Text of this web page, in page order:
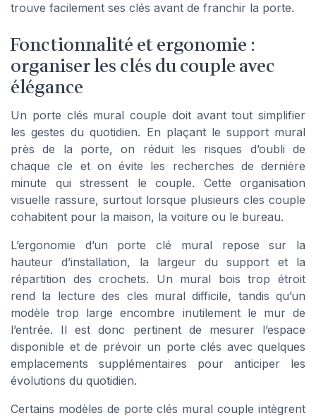
trouve facilement ses clés avant de franchir la porte.
Fonctionnalité et ergonomie :
organiser les clés du couple avec
élégance
Un porte clés mural couple doit avant tout simplifier
les gestes du quotidien. En plaçant le support mural
près de la porte, on réduit les risques d’oubli de
chaque cle et on évite les recherches de dernière
minute qui stressent le couple. Cette organisation
visuelle rassure, surtout lorsque plusieurs cles couple
cohabitent pour la maison, la voiture ou le bureau.
L’ergonomie d’un porte clé mural repose sur la
hauteur d’installation, la largeur du support et la
répartition des crochets. Un mural bois trop étroit
rend la lecture des cles mural difficile, tandis qu’un
modèle trop large encombre inutilement le mur de
l’entrée. Il est donc pertinent de mesurer l’espace
disponible et de prévoir un porte clés avec quelques
emplacements supplémentaires pour anticiper les
évolutions du quotidien.
Certains modèles de porte clés mural couple intègrent